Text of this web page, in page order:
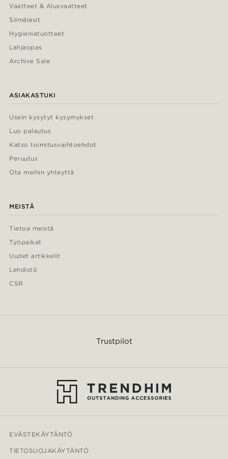
Vaatteet & Alusvaatteet
Silmälasit
Hygieniatuotteet
Lahjaopas
Archive Sale
ASIAKASTUKI
Usein kysytyt kysymykset
Luo palautus
Katso toimitusvaihtoehdot
Peruutus
Ota meihin yhteyttä
MEISTÄ
Tietoa meistä
Työpaikat
Uudet artikkelit
Lehdistö
CSR
Trustpilot
EVÄSTEKÄYTÄNTÖ
TIETOSUOJAKÄYTÄNTÖ